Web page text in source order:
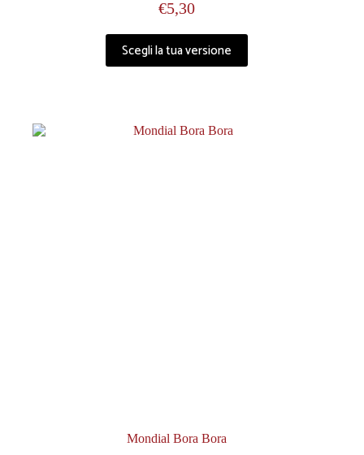
€5,30
Scegli la tua versione
Mondial Bora Bora